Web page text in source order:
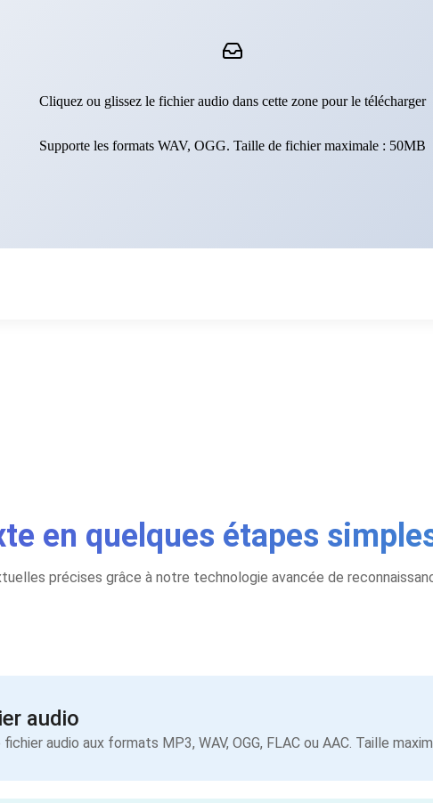
Cliquez ou glissez le fichier audio dans cette zone pour le télécharger
Supporte les formats WAV, OGG. Taille de fichier maximale : 50MB
en quelques étapes
précises grâce à notre technologie avancée de
audio
audio aux formats MP3, WAV, OGG, FLAC ou AAC. Taille